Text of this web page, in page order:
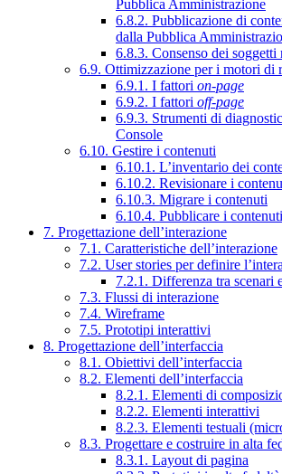
Pubblica Amministrazione
6.8.2. Pubblicazione di
dalla Pubblica
6.8.3. Consenso dei soggetti
6.9. Ottimizzazione per i motori di
6.9.1. I fattori on-page
6.9.2. I fattori off-page
6.9.3. Strumenti di
Console
6.10. Gestire i contenuti
6.10.1. L’inventario dei
6.10.2. Revisionare i
6.10.3. Migrare i contenuti
6.10.4. Pubblicare i contenuti
7. Progettazione dell’interazione
7.1. Caratteristiche dell’interazione
7.2. User stories per definire
7.2.1. Differenza tra scenari
7.3. Flussi di interazione
7.4. Wireframe
7.5. Prototipi interattivi
8. Progettazione dell’interfaccia
8.1. Obiettivi dell’interfaccia
8.2. Elementi dell’interfaccia
8.2.1. Elementi di
8.2.2. Elementi interattivi
8.2.3. Elementi testuali
8.3. Progettare e costruire in alta
8.3.1. Layout di pagina